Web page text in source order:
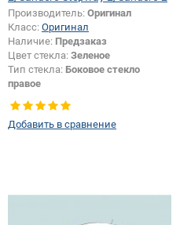
Производитель: Оригинал
Класс: Оригинал
Наличие: Предзаказ
Цвет стекла: Зеленое
Тип стекла: Боковое стекло
правое
Добавить в сравнение